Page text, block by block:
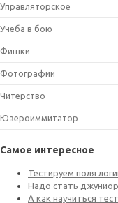
Управляторское
Учеба в бою
Фишки
Фотографии
Читерство
Юзероиммитатор
Самое интересное